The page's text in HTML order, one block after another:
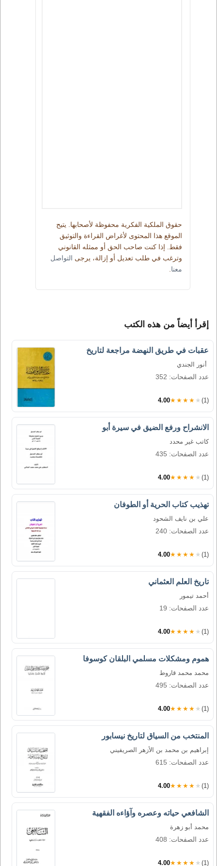
حقوق الملكية الفكرية محفوظة لأصحابها. يتيح
الموقع هذا المحتوى لأغراض القراءة والتوثيق
فقط. إذا كنت صاحب الحق أو ممثله القانوني
وترغب في طلب تعديل أو إزالة، يرجى التواصل
معنا
إقرأ أيضاً من هذه الكتب
عقبات في طريق النهضة مراجعة لتاريخ
أنور الجندي
عدد الصفحات: 352
4.00★★★★★ (1)
الانشراح ورفع الضيق في سيرة أبو
كاتب غير محدد
عدد الصفحات: 435
4.00★★★★★ (1)
تهذيب كتاب الحرية أو الطوفان
علي بن نايف الشحود
عدد الصفحات: 240
4.00★★★★★ (1)
تاريخ العلم العثماني
أحمد تيمور
عدد الصفحات: 19
4.00★★★★★ (1)
هموم ومشكلات مسلمي البلقان كوسوفا
محمد محمد قاروط
عدد الصفحات: 495
4.00★★★★★ (1)
المنتخب من السياق لتاريخ نيسابور
إبراهيم بن محمد بن الأزهر الصريفيني
عدد الصفحات: 615
4.00★★★★★ (1)
الشافعي حياته وعصره وآؤاءه الفقهية
محمد أبو زهرة
عدد الصفحات: 408
4.00★★★★★ (1)